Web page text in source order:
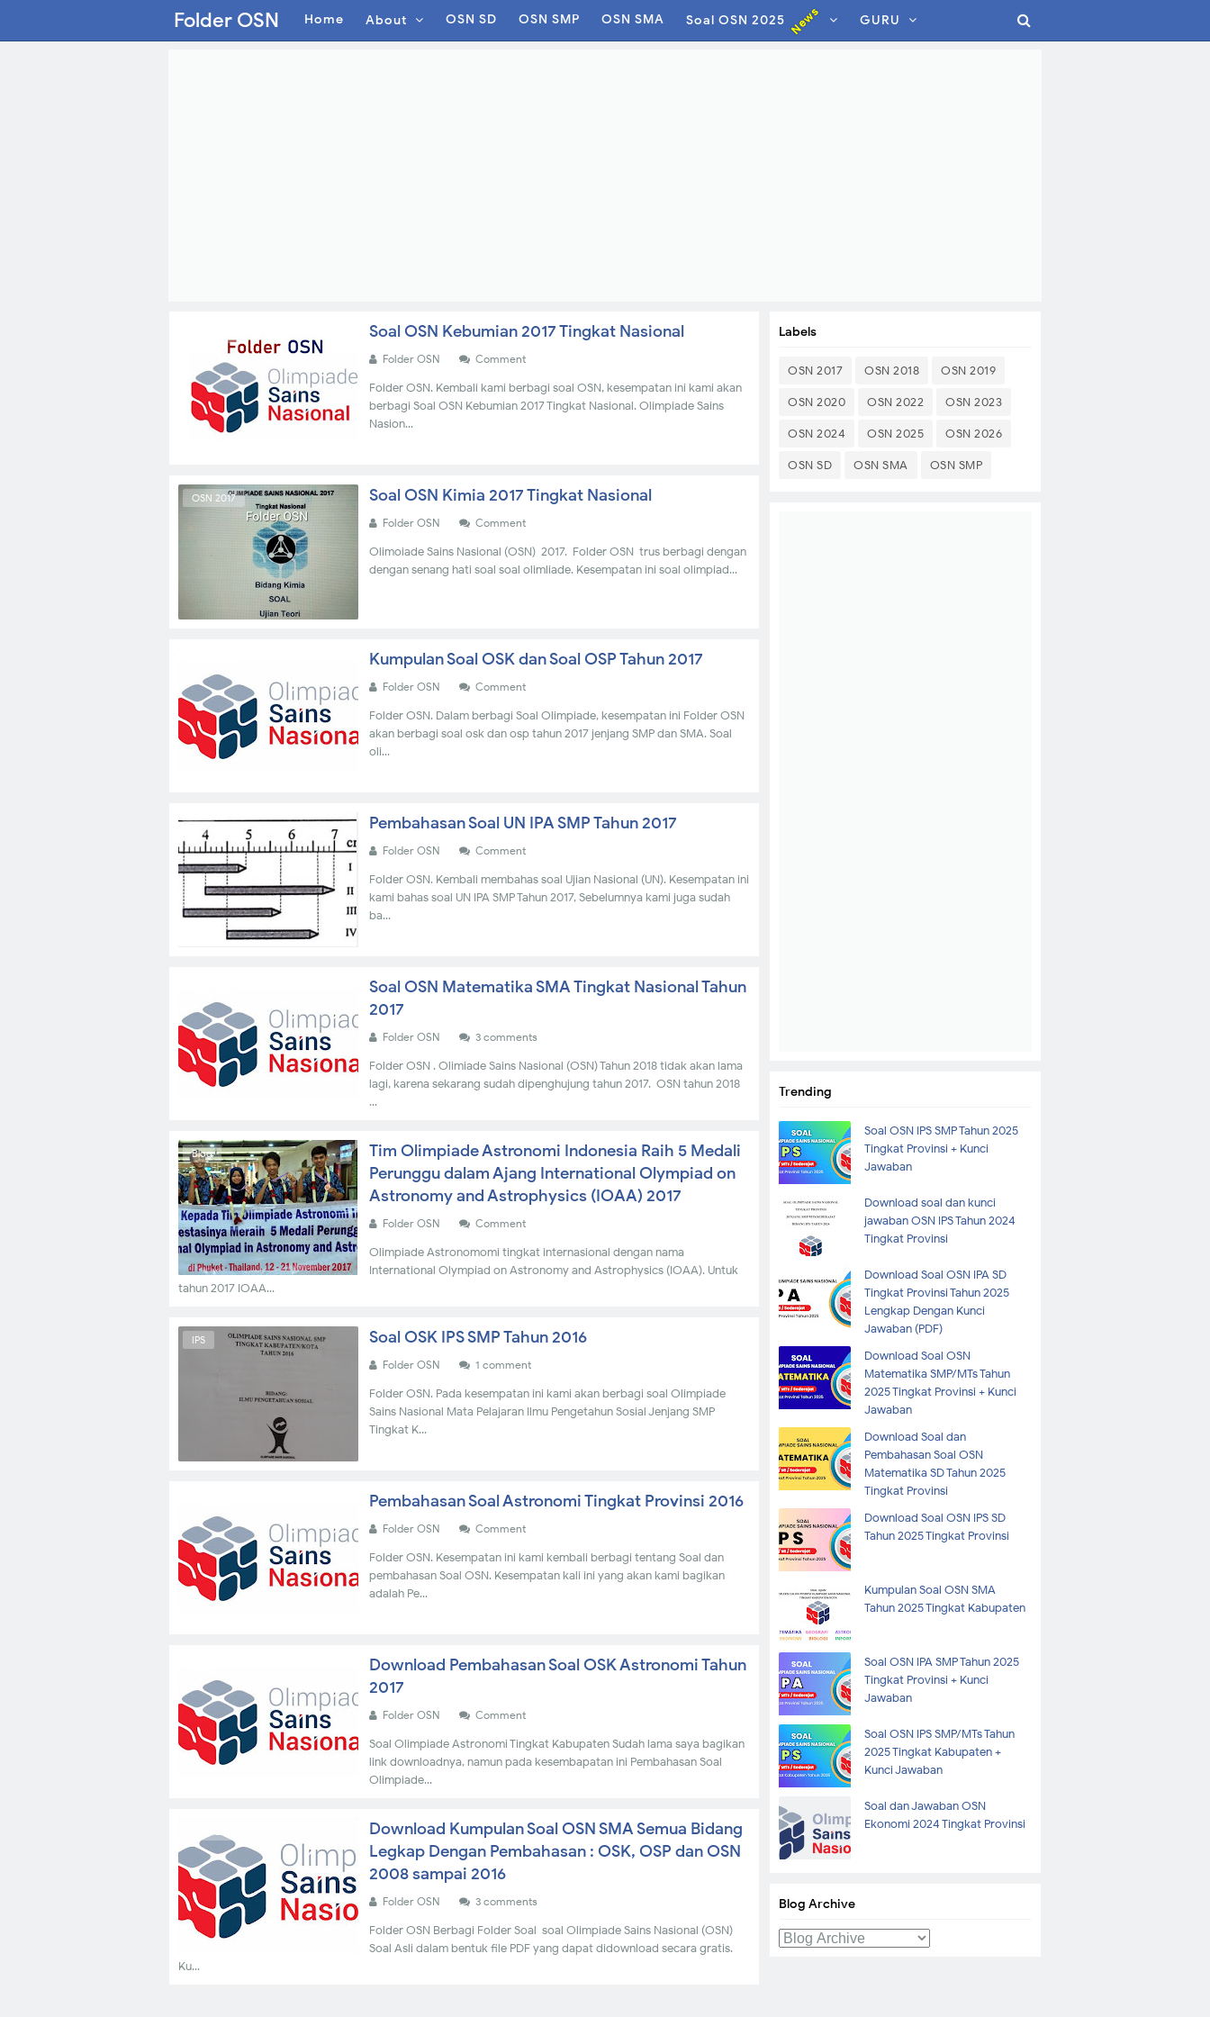
Folder OSN Home About OSN SD OSN SMP OSN SMA Soal OSN 2025 News GURU
Soal OSN Kebumian 2017 Tingkat Nasional
Folder OSN Comment
Folder OSN. Kembali kami berbagi soal OSN, kesempatan ini kami akan
berbagi Soal OSN Kebumian 2017 Tingkat Nasional. Olimpiade Sains
Nasion...
OSN 2017 Soal OSN Kimia 2017 Tingkat Nasional
Folder OSN Comment
Olimoiade Sains Nasional (OSN) 2017. Folder OSN trus berbagi dengan
dengan senang hati soal soal olimliade. Kesempatan ini soal olimpiad...
Kumpulan Soal OSK dan Soal OSP Tahun 2017
Folder OSN Comment
Folder OSN. Dalam berbagi Soal Olimpiade, kesempatan ini Folder OSN
akan berbagi soal osk dan osp tahun 2017 jenjang SMP dan SMA. Soal
oli...
IPA Pembahasan Soal UN IPA SMP Tahun 2017
Folder OSN Comment
Folder OSN. Kembali membahas soal Ujian Nasional (UN). Kesempatan ini
kami bahas soal UN IPA SMP Tahun 2017, Sebelumnya kami juga sudah
ba...
Soal OSN Matematika SMA Tingkat Nasional Tahun
2017
Folder OSN 3 comments
Folder OSN . Olimiade Sains Nasional (OSN) Tahun 2018 tidak akan lama
lagi, karena sekarang sudah dipenghujung tahun 2017. OSN tahun 2018
...
Blog
Tim Olimpiade Astronomi Indonesia Raih 5 Medali
Perunggu dalam Ajang International Olympiad on
Astronomy and Astrophysics (IOAA) 2017
Folder OSN Comment
Olimpiade Astronomomi tingkat internasional dengan nama
International Olympiad on Astronomy and Astrophysics (IOAA). Untuk
tahun 2017 IOAA...
IPS Soal OSK IPS SMP Tahun 2016
Folder OSN 1 comment
Folder OSN. Pada kesempatan ini kami akan berbagi soal Olimpiade
Sains Nasional Mata Pelajaran Ilmu Pengetahun Sosial Jenjang SMP
Tingkat K...
Pembahasan Soal Astronomi Tingkat Provinsi 2016
Folder OSN Comment
Folder OSN. Kesempatan ini kami kembali berbagi tentang Soal dan
pembahasan Soal OSN. Kesempatan kali ini yang akan kami bagikan
adalah Pe...
Download Pembahasan Soal OSK Astronomi Tahun
2017
Folder OSN Comment
Soal Olimpiade Astronomi Tingkat Kabupaten Sudah lama saya bagikan
link downloadnya, namun pada kesembapatan ini Pembahasan Soal
Olimpiade...
OSN 2017
Download Kumpulan Soal OSN SMA Semua Bidang
Legkap Dengan Pembahasan : OSK, OSP dan OSN
2008 sampai 2016
Folder OSN 3 comments
Folder OSN Berbagi Folder Soal-soal Olimpiade Sains Nasional (OSN)
Soal Asli dalam bentuk file PDF yang dapat didownload secara gratis.
Ku...
Labels
OSN 2017 OSN 2018 OSN 2019
OSN 2020 OSN 2022 OSN 2023
OSN 2024 OSN 2025 OSN 2026
OSN SD OSN SMA OSN SMP
Trending
Soal OSN IPS SMP Tahun 2025
Tingkat Provinsi + Kunci
Jawaban
Download soal dan kunci
jawaban OSN IPS Tahun 2024
Tingkat Provinsi
Download Soal OSN IPA SD
Tingkat Provinsi Tahun 2025
Lengkap Dengan Kunci
Jawaban (PDF)
Download Soal OSN
Matematika SMP/MTs Tahun
2025 Tingkat Provinsi + Kunci
Jawaban
Download Soal dan
Pembahasan Soal OSN
Matematika SD Tahun 2025
Tingkat Provinsi
Download Soal OSN IPS SD
Tahun 2025 Tingkat Provinsi
Kumpulan Soal OSN SMA
Tahun 2025 Tingkat Kabupaten
Soal OSN IPA SMP Tahun 2025
Tingkat Provinsi + Kunci
Jawaban
Soal OSN IPS SMP/MTs Tahun
2025 Tingkat Kabupaten +
Kunci Jawaban
Soal dan Jawaban OSN
Ekonomi 2024 Tingkat Provinsi
Blog Archive